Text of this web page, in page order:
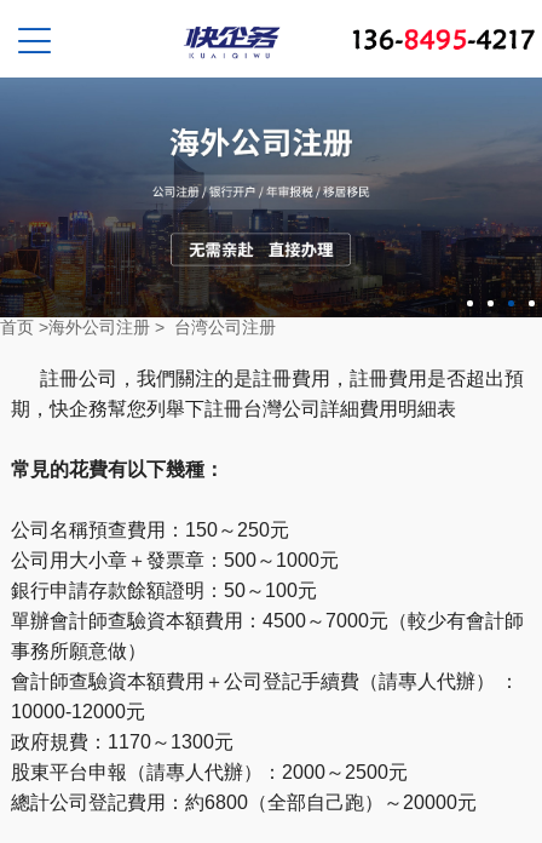
首页 >海外公司注册 > 台湾公司注册
註冊公司，我們關注的是註冊費用，註冊費用是否超出預
期，快企務幫您列舉下註冊台灣公司詳細費用明細表
常見的花費有以下幾種：
公司名稱預查費用：150～250元
公司用大小章＋發票章：500～1000元
銀行申請存款餘額證明：50～100元
單辦會計師查驗資本額費用：4500～7000元（較少有會計師
事務所願意做）
會計師查驗資本額費用＋公司登記手續費（請專人代辦） ：
10000-12000元
政府規費：1170～1300元
股東平台申報（請專人代辦）：2000～2500元
總計公司登記費用：約6800（全部自己跑）～20000元